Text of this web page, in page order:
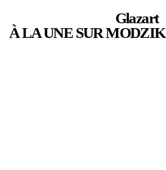
Glazart
À LA UNE SUR MODZIK